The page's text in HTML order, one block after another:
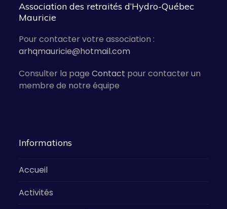
Association des retraités d’Hydro-Québec
Mauricie
Pour contacter votre association :
arhqmauricie@hotmail.com
Consulter la pageContact pour contacter un
membre de notre équipe
Informations
Accueil
Activités